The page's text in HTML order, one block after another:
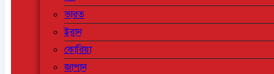
ভারত
ইরান
কোরিয়া
জাপান